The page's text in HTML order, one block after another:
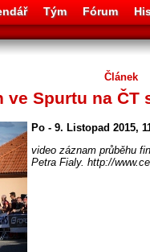
Tým Fórum
Článek
ve Spurtu na ČT
Po - 9. Listopad 2015,
video záznam průběhu
Petra Fialy. http://